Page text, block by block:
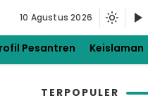
10 Agustus 2026
Pesantren Keislaman
TERPOPULER